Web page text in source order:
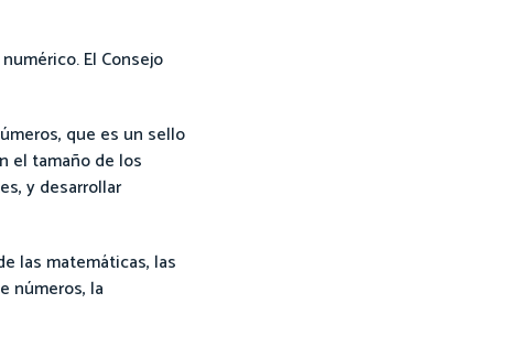
El Consejo
que es un sello
el tamaño de los
y desarrollar
las matemáticas, las
números, la